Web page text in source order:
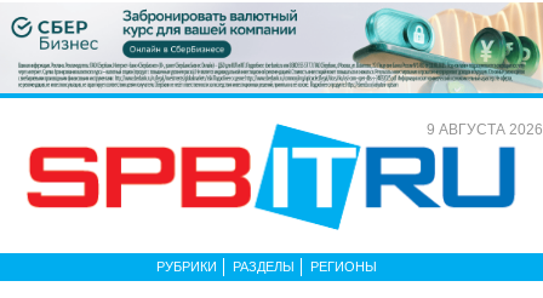
9 АВГУСТА 2026
РУБРИКИ РАЗДЕЛЫ РЕГИОНЫ